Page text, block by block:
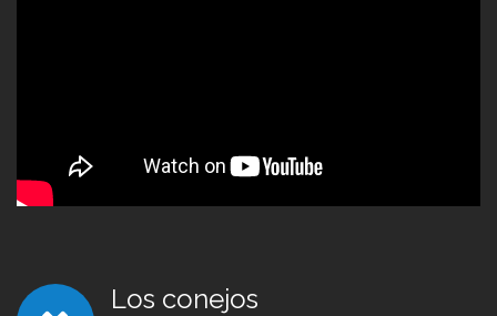
Los conejos